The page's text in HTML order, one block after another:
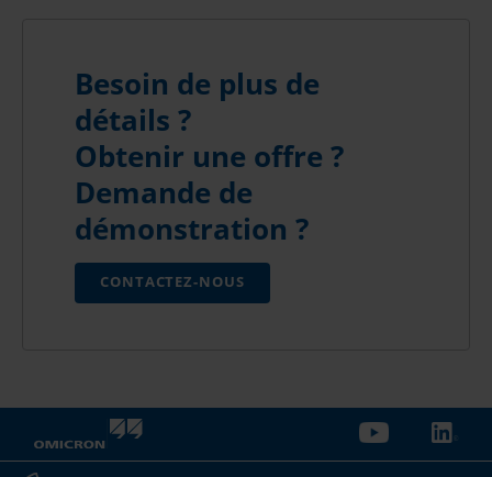
Besoin de plus de
détails ?
Obtenir une offre ?
Demande de
démonstration ?
CONTACTEZ-NOUS